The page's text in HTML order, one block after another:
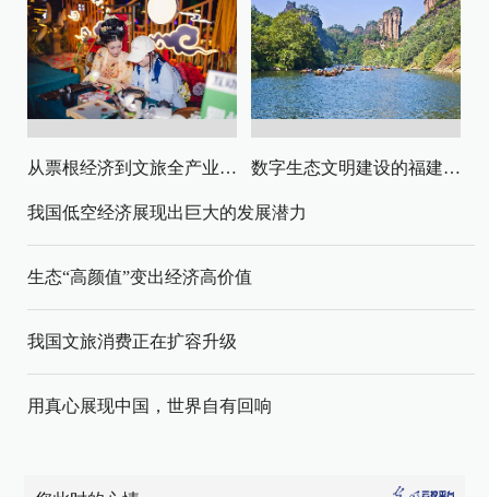
从票根经济到文旅全产业链升级 数字生态文明建设的福建路径与启示
我国低空经济展现出巨大的发展潜力
生态“高颜值”变出经济高价值
我国文旅消费正在扩容升级
用真心展现中国，世界自有回响